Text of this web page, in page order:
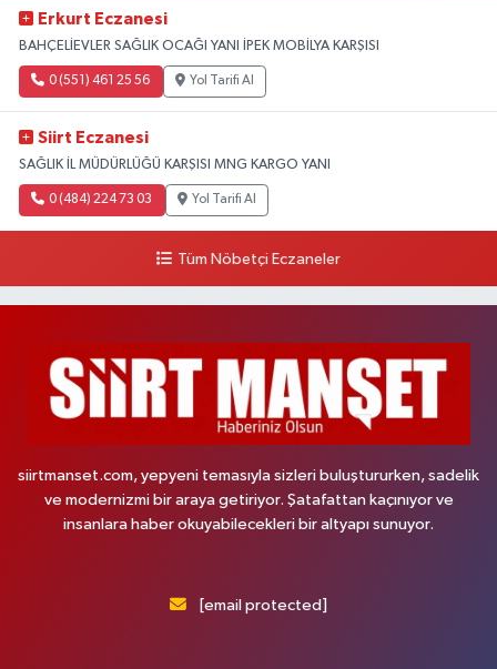
Erkurt Eczanesi
BAHÇELİEVLER SAĞLIK OCAĞI YANI İPEK MOBİLYA KARŞISI
0 (551) 461 25 56 Yol Tarifi Al
Siirt Eczanesi
SAĞLIK İL MÜDÜRLÜĞÜ KARŞISI MNG KARGO YANI
0 (484) 224 73 03 Yol Tarifi Al
Tüm Nöbetçi Eczaneler
siirtmanset.com, yepyeni temasıyla sizleri buluştururken, sadelik
ve modernizmi bir araya getiriyor. Şatafattan kaçınıyor ve
insanlara haber okuyabilecekleri bir altyapı sunuyor.
[email protected]